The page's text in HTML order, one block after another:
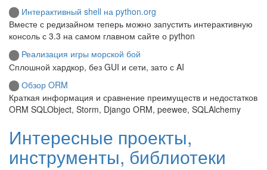
Интерактивный shell на python.org
Вместе с редизайном теперь можно запустить интерактивную
консоль с 3.3 на самом главном сайте о python
Реализация игры морской бой
Сплошной хардкор, без GUI и сети, зато с AI
Обзор ORM
Краткая информация и сравнение преимуществ и недостатков
ORM SQLObject, Storm, Django ORM, peewee, SQLAlchemy
Интересные проекты,
инструменты, библиотеки